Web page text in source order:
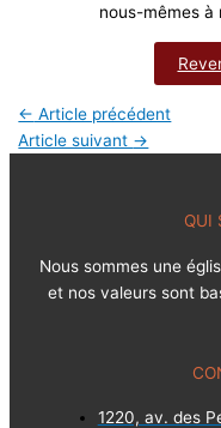
nous-mêmes à
← Article précédent
Article suivant →
QUI
Nous sommes une
et nos valeurs sont
1220, av. des